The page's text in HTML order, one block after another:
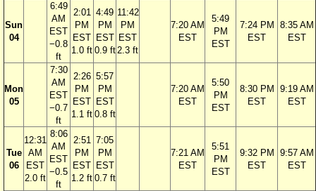
Sun
04
6:49
AM
EST
−0.8
ft
2:01
PM
EST
1.0 ft
4:49
PM
EST
0.9 ft
11:42
PM
EST
2.3 ft
7:20 AM
EST
5:49
PM
EST
7:24 PM
EST
8:35 AM
EST
Mon
05
7:30
AM
EST
−0.7
ft
2:26
PM
EST
1.1 ft
5:57
PM
EST
0.8 ft
7:20 AM
EST
5:50
PM
EST
8:30 PM
EST
9:19 AM
EST
Tue
06
12:31
AM
EST
2.0 ft
8:06
AM
EST
−0.5
ft
2:51
PM
EST
1.2 ft
7:05
PM
EST
0.7 ft
7:21 AM
EST
5:51
PM
EST
9:32 PM
EST
9:57 AM
EST